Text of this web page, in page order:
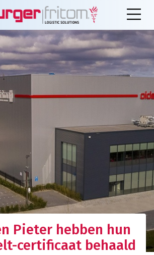
Pieter hebben hun
certificaat behaald